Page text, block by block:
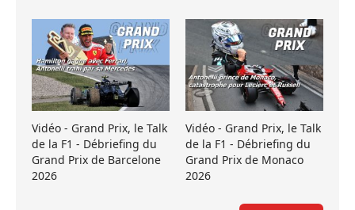
Vidéo - Grand Prix, le Talk
de la F1 - Débriefing du
Grand Prix de Barcelone
2026
Vidéo - Grand Prix, le Talk
de la F1 - Débriefing du
Grand Prix de Monaco
2026